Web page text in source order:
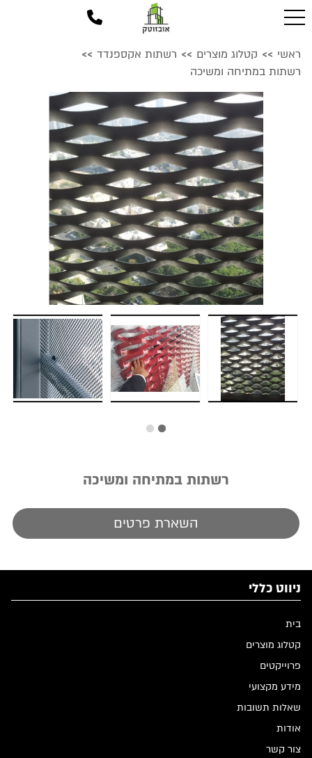
ראשי >> קטלוג מוצרים >> רשתות אקספנדד >>
רשתות במתיחה ומשיכה
רשתות במתיחה ומשיכה
השארת פרטים
ניווט כללי
בית
קטלוג מוצרים
פרוייקטים
מידע מקצועי
שאלות תשובות
אודות
צור קשר